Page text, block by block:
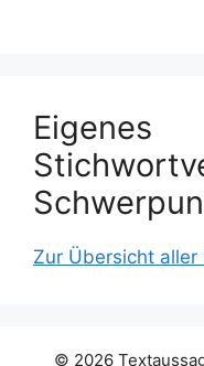
Eigenes
Zur Übersicht
© 2026